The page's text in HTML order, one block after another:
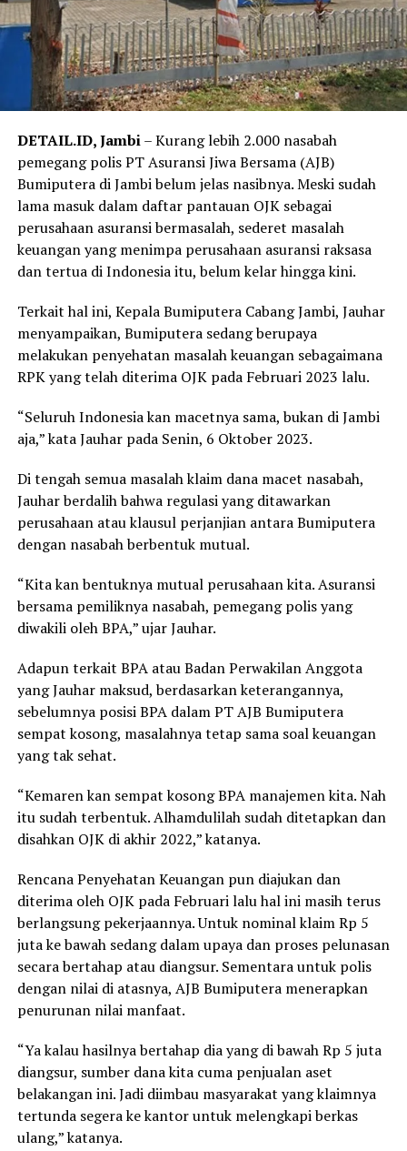
DETAIL.ID, Jambi– Kurang lebih 2.000 nasabah
pemegang polis PT Asuransi Jiwa Bersama (AJB)
Bumiputera di Jambi belum jelas nasibnya. Meski sudah
lama masuk dalam daftar pantauan OJK sebagai
perusahaan asuransi bermasalah, sederet masalah
keuangan yang menimpa perusahaan asuransi raksasa
dan tertua di Indonesia itu, belum kelar hingga kini.
Terkait hal ini, Kepala Bumiputera Cabang Jambi, Jauhar
menyampaikan, Bumiputera sedang berupaya
melakukan penyehatan masalah keuangan sebagaimana
RPK yang telah diterima OJK pada Februari 2023 lalu.
“Seluruh Indonesia kan macetnya sama, bukan di Jambi
aja,” kata Jauhar pada Senin, 6 Oktober 2023.
Di tengah semua masalah klaim dana macet nasabah,
Jauhar berdalih bahwa regulasi yang ditawarkan
perusahaan atau klausul perjanjian antara Bumiputera
dengan nasabah berbentuk mutual.
“Kita kan bentuknya mutual perusahaan kita. Asuransi
bersama pemiliknya nasabah, pemegang polis yang
diwakili oleh BPA,” ujar Jauhar.
Adapun terkait BPA atau Badan Perwakilan Anggota
yang Jauhar maksud, berdasarkan keterangannya,
sebelumnya posisi BPA dalam PT AJB Bumiputera
sempat kosong, masalahnya tetap sama soal keuangan
yang tak sehat.
“Kemaren kan sempat kosong BPA manajemen kita. Nah
itu sudah terbentuk. Alhamdulilah sudah ditetapkan dan
disahkan OJK di akhir 2022,” katanya.
Rencana Penyehatan Keuangan pun diajukan dan
diterima oleh OJK pada Februari lalu hal ini masih terus
berlangsung pekerjaannya. Untuk nominal klaim Rp 5
juta ke bawah sedang dalam upaya dan proses pelunasan
secara bertahap atau diangsur. Sementara untuk polis
dengan nilai di atasnya, AJB Bumiputera menerapkan
penurunan nilai manfaat.
“Ya kalau hasilnya bertahap dia yang di bawah Rp 5 juta
diangsur, sumber dana kita cuma penjualan aset
belakangan ini. Jadi diimbau masyarakat yang klaimnya
tertunda segera ke kantor untuk melengkapi berkas
ulang,” katanya.